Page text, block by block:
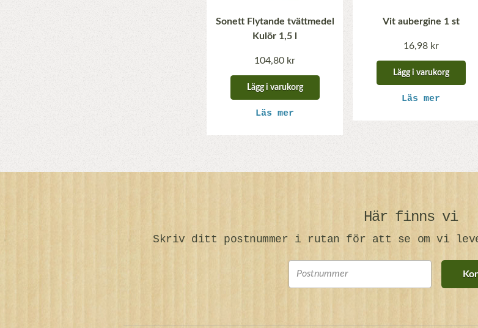
Sonett Flytande tvättmedel
Kulör 1,5 l
104,80 kr
Lägg i varukorg
Läs mer
Vit aubergine 1 st
16,98 kr
Lägg i varukorg
Läs mer
Här finns vi
Skriv ditt postnummer i rutan för att se om vi